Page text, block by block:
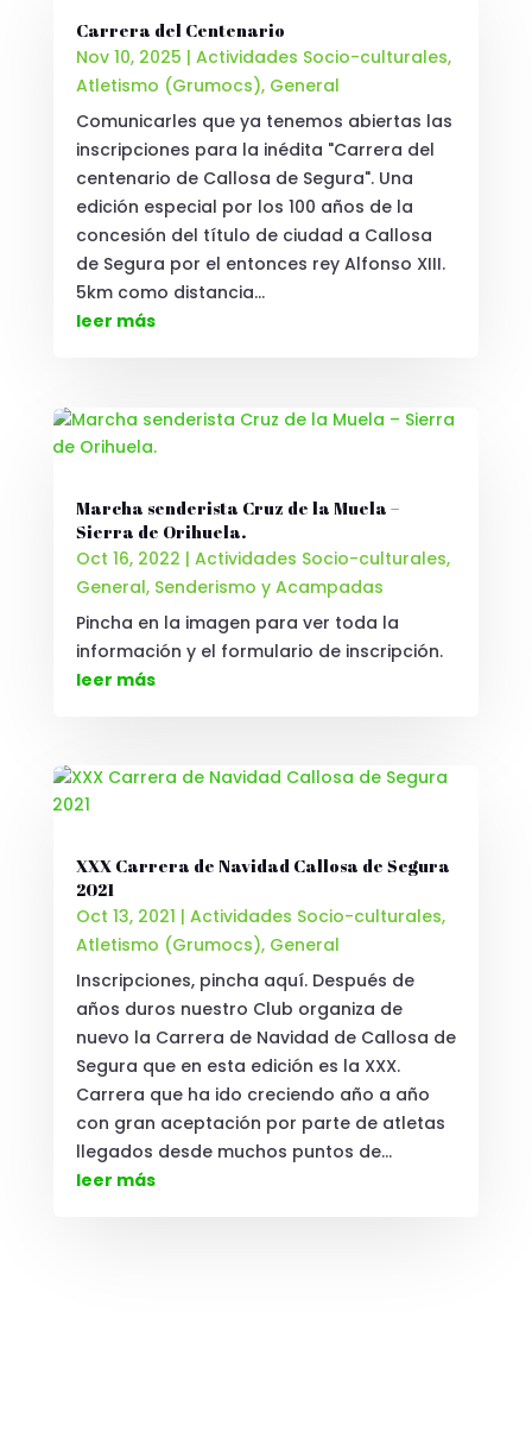
Carrera del Centenario
Nov 10, 2025 | Actividades Socio-culturales,
Atletismo (Grumocs), General
Comunicarles que ya tenemos abiertas las
inscripciones para la inédita "Carrera del
centenario de Callosa de Segura". Una
edición especial por los 100 años de la
concesión del título de ciudad a Callosa
de Segura por el entonces rey Alfonso XIII.
5km como distancia...
leer más
Marcha senderista Cruz de la Muela –
Sierra de Orihuela.
Oct 16, 2022 | Actividades Socio-culturales,
General, Senderismo y Acampadas
Pincha en la imagen para ver toda la
información y el formulario de inscripción.
leer más
XXX Carrera de Navidad Callosa de Segura
2021
Oct 13, 2021 | Actividades Socio-culturales,
Atletismo (Grumocs), General
Inscripciones, pincha aquí. Después de
años duros nuestro Club organiza de
nuevo la Carrera de Navidad de Callosa de
Segura que en esta edición es la XXX.
Carrera que ha ido creciendo año a año
con gran aceptación por parte de atletas
llegados desde muchos puntos de...
leer más